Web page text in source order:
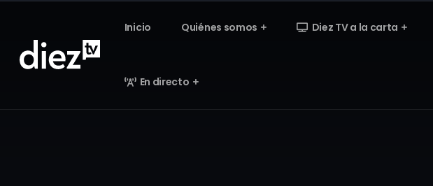
Inicio Quiénes somos Diez TV a la carta
En directo